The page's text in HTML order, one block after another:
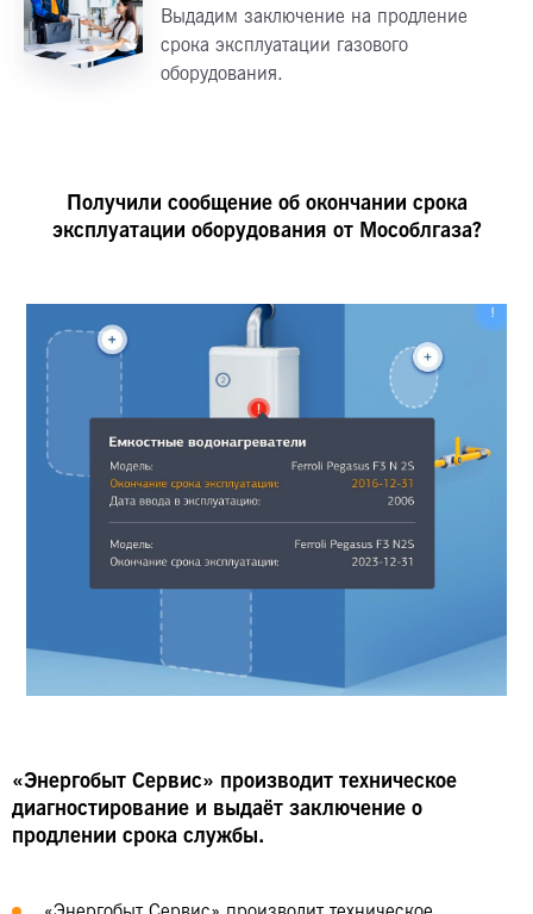
Выдадим заключение на продление
срока эксплуатации газового
оборудования.
Получили сообщение об окончании срока
эксплуатации оборудования от Мособлгаза?
«Энергобыт Сервис» производит техническое
диагностирование и выдаёт заключение о
продлении срока службы.